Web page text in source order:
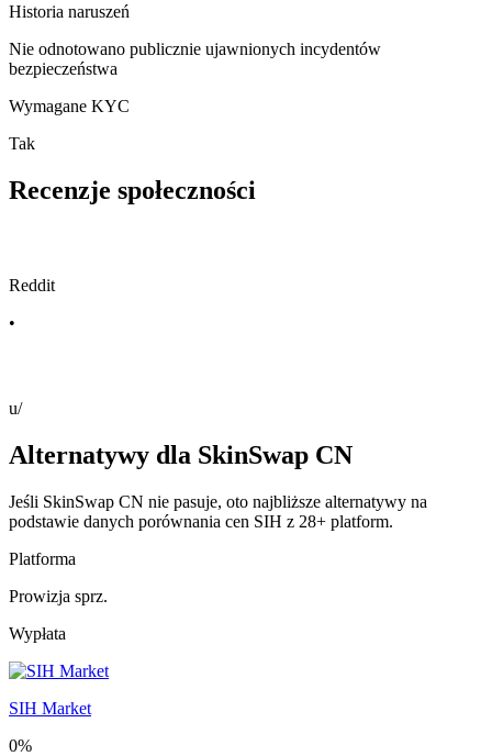
Historia naruszeń
Nie odnotowano publicznie ujawnionych incydentów
bezpieczeństwa
Wymagane KYC
Tak
Recenzje społeczności
Reddit
•
u/
Alternatywy dla SkinSwap CN
Jeśli SkinSwap CN nie pasuje, oto najbliższe alternatywy na
podstawie danych porównania cen SIH z 28+ platform.
Platforma
Prowizja sprz.
Wypłata
SIH Market
0%